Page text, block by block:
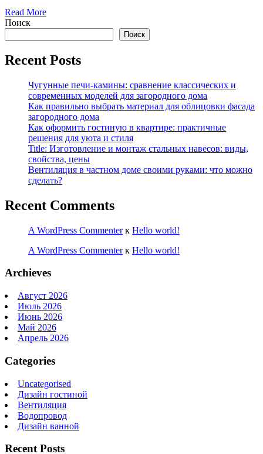
Read More
Поиск
Поиск
Recent Posts
Чугунные печи-камины: сравнение классических и
современных моделей для загородного дома
Как правильно выбрать материал для облицовки фасада
загородного дома
Как оформить гостиную в квартире: практичные
решения для уюта и стиля
Title: Изготовление и монтаж стальных навесов: виды,
свойства, цены
Вентиляция в частном доме своими руками: что можно
сделать?
Recent Comments
A WordPress Commenterк Hello world!
A WordPress Commenterк Hello world!
Archieves
Август 2026
Июль 2026
Июнь 2026
Май 2026
Апрель 2026
Categories
Uncategorised
Дизайн гостиной
Вентиляция
Водопровод
Дизайн ванной
Recent Posts